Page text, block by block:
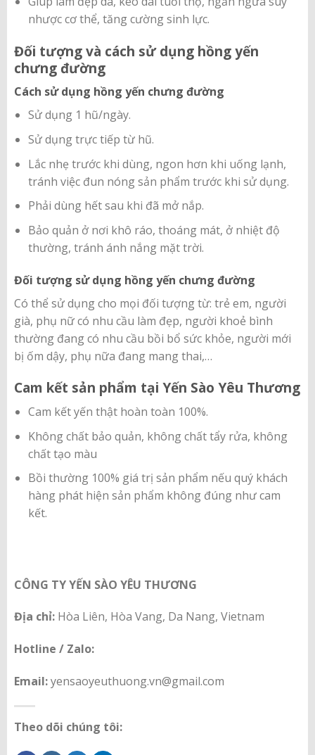
nhược cơ thể, tăng cường sinh lực.
Đối tượng và cách sử dụng hồng yến
chưng đường
Cách sử dụng hồng yến chưng đường
Sử dụng 1 hũ/ngày.
Sử dụng trực tiếp từ hũ.
Lắc nhẹ trước khi dùng, ngon hơn khi uống lạnh,
tránh việc đun nóng sản phẩm trước khi sử dụng.
Phải dùng hết sau khi đã mở nắp.
Bảo quản ở nơi khô ráo, thoáng mát, ở nhiệt độ
thường, tránh ánh nắng mặt trời.
Đối tượng sử dụng hồng yến chưng đường
Có thể sử dụng cho mọi đối tượng từ: trẻ em, người
già, phụ nữ có nhu cầu làm đẹp, người khoẻ bình
thường đang có nhu cầu bồi bổ sức khỏe, người mới
bị ốm dậy, phụ nữa đang mang thai,…
Cam kết sản phẩm tại Yến Sào Yêu Thương
Cam kết yến thật hoàn toàn 100%.
Không chất bảo quản, không chất tẩy rửa, không
chất tạo màu
Bồi thường 100% giá trị sản phẩm nếu quý khách
hàng phát hiện sản phẩm không đúng như cam
kết.
CÔNG TY YẾN SÀO YÊU THƯƠNG
Địa chỉ: Hòa Liên, Hòa Vang, Da Nang, Vietnam
Hotline / Zalo:
Email:yensaoyeuthuong.vn@gmail.com
Theo dõi chúng tôi: